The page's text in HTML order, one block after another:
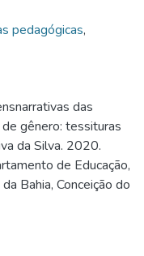
refletir os
fios do
das
referentes às
de intervenção
em perspectiva de
“bebendo
“narrando a
dos dispositivos
pedagógicas,
das
gênero: tessituras
da Silva. 2020.
de Educação,
Bahia, Conceição do